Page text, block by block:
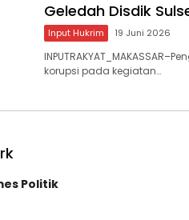
Geledah Disdik
Input Hukrim 19 Juni 2026
korupsi pada kegiatan…
Politik